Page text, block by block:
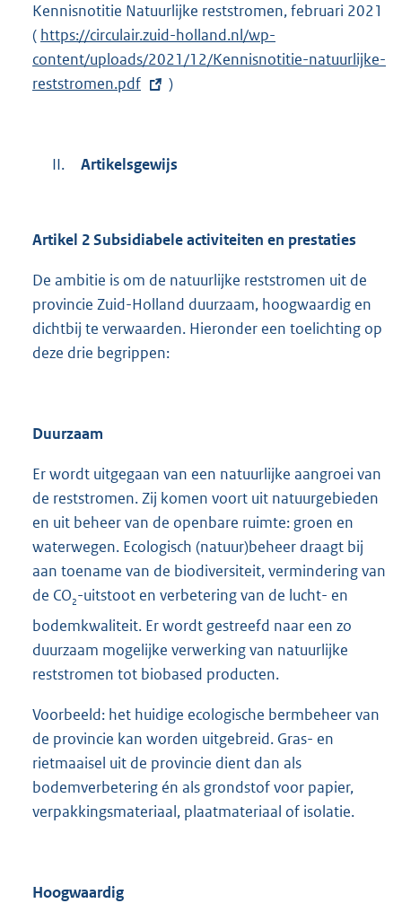
:
r
n
e
l
Kennisnotitie Natuurlijke reststromen, februari 2021
( E
x
t
k
:
https://circulair.zuid-holland.nl/wp-
content/uploads/2021/12/Kennisnotitie-natuurlijke-
reststromen.pdf
)
II. Artikelsgewijs
Artikel 2 Subsidiabele activiteiten en prestaties
De ambitie is om de natuurlijke reststromen uit de
provincie Zuid-Holland duurzaam, hoogwaardig en
dichtbij te verwaarden. Hieronder een toelichting op
deze drie begrippen:
Duurzaam
Er wordt uitgegaan van een natuurlijke aangroei van
de reststromen. Zij komen voort uit natuurgebieden
en uit beheer van de openbare ruimte: groen en
waterwegen. Ecologisch (natuur)beheer draagt bij
aan toename van de biodiversiteit, vermindering van
de CO2-uitstoot en verbetering van de lucht- en
bodemkwaliteit. Er wordt gestreefd naar een zo
duurzaam mogelijke verwerking van natuurlijke
reststromen tot biobased producten.
Voorbeeld: het huidige ecologische bermbeheer van
de provincie kan worden uitgebreid. Gras- en
rietmaaisel uit de provincie dient dan als
bodemverbetering én als grondstof voor papier,
verpakkingsmateriaal, plaatmateriaal of isolatie.
Hoogwaardig